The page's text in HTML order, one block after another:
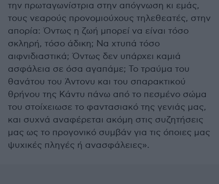
την πρωταγωνίστρια στην απόγνωση κι εμάς,
τους νεαρούς προνομιούχους τηλεθεατές, στην
απορία: Όντως η ζωή μπορεί να είναι τόσο
σκληρή, τόσο άδικη; Να χτυπά τόσο
αιφνιδιαστικά; Όντως δεν υπάρχει καμιά
ασφάλεια σε όσα αγαπάμε; Το τραύμα του
θανάτου του Άντονυ και του σπαρακτικού
θρήνου της Κάντυ πάνω από το πεσμένο σώμα
του στοίχειωσε το φαντασιακό της γενιάς μας,
και συχνά αναφέρεται ακόμη στις συζητήσεις
μας ως το προγονικό συμβάν για τις όποιες μας
ψυχικές πληγές ή ανασφάλειες».